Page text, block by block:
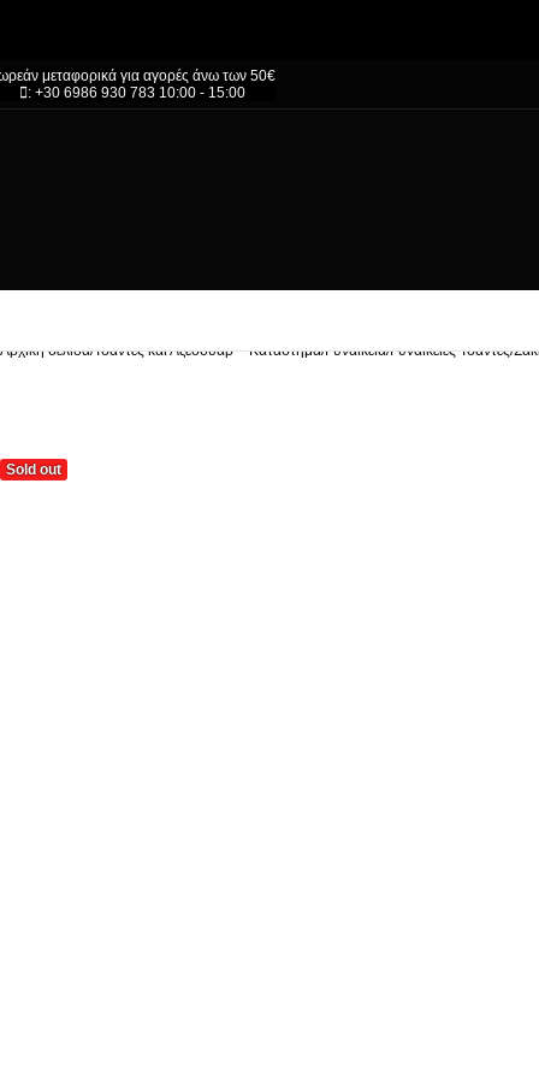
μεταφορικά για αγορές άνω των 50€
: +30 6986 930 783 10:00 - 15:00
Αρχική σελίδα/Τσάντες και Αξεσουάρ – Κατάστημα/Γυναικεία/Γυναικείες Τσάντες/
Sold out